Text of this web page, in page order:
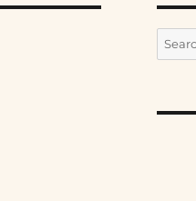
Search
for: